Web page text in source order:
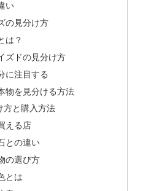
い
の見分け方
は？
ズドの見分け方
に注目する
物を見分ける方法
方と購入方法
える店
との違い
の選び方
とは